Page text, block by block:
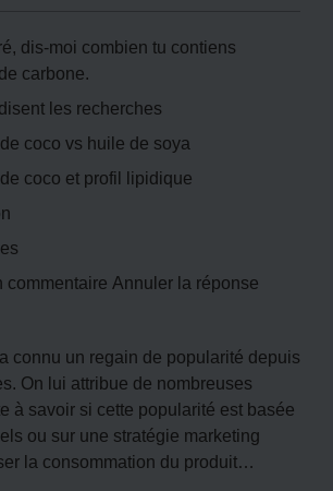
dis-moi combien tu contiens
carbone.
les recherches
coco vs huile de soya
coco et profil lipidique
commentaire Annuler la réponse
connu un regain de popularité depuis
On lui attribue de nombreuses
à savoir si cette popularité est basée
ou sur une stratégie marketing
la consommation du produit…